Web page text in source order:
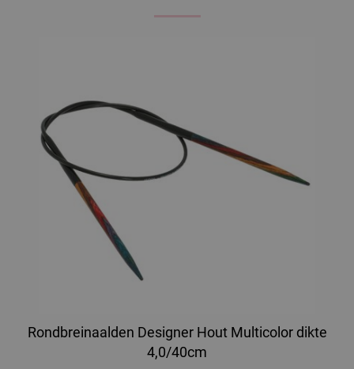
Rondbreinaalden Designer Hout Multicolor dikte
4,0/40cm